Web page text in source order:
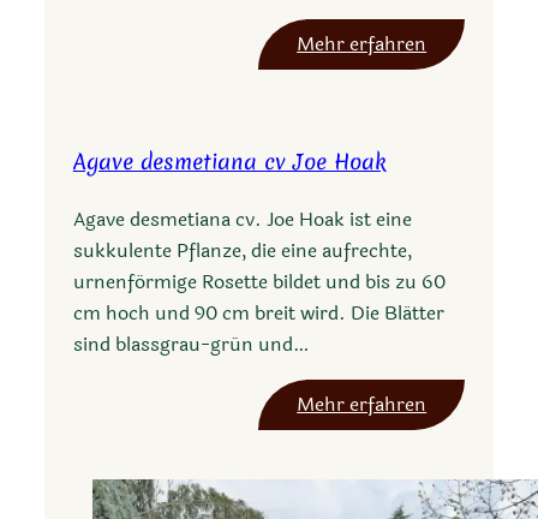
Mehr erfahren
A
o
k
r
i
Agave desmetiana cv Joe Hoak
Agave desmetiana cv. Joe Hoak ist eine
sukkulente Pflanze, die eine aufrechte,
urnenförmige Rosette bildet und bis zu 60
cm hoch und 90 cm breit wird. Die Blätter
sind blassgrau-grün und…
Mehr erfahren
A
a